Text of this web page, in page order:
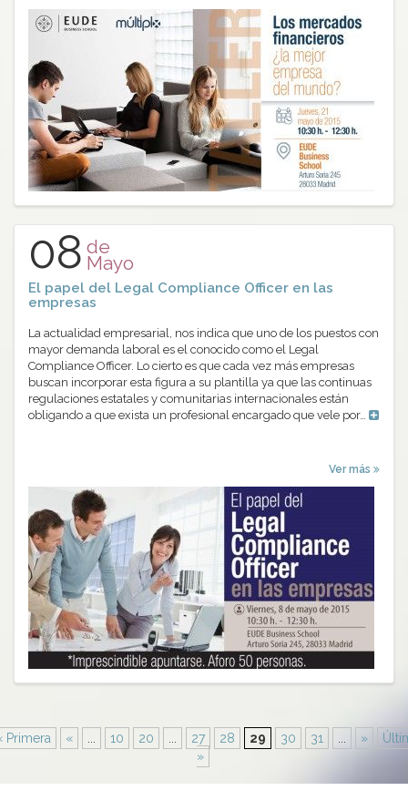
08 de
Mayo
El papel del Legal Compliance Officer en las
empresas
La actualidad empresarial, nos indica que uno de los puestos con
mayor demanda laboral es el conocido como el Legal
Compliance Officer. Lo cierto es que cada vez más empresas
buscan incorporar esta figura a su plantilla ya que las continuas
regulaciones estatales y comunitarias internacionales están
obligando a que exista un profesional encargado que vele por…
Ver más
Primera « 10 20 27 28 29 30 31 »
»